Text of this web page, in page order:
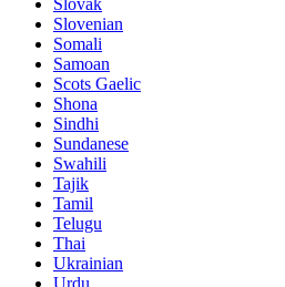
Slovak
Slovenian
Somali
Samoan
Scots Gaelic
Shona
Sindhi
Sundanese
Swahili
Tajik
Tamil
Telugu
Thai
Ukrainian